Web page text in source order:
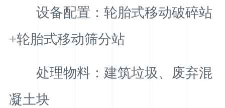
设备配置：轮胎式移动破碎站
+轮胎式移动筛分站
处理物料：建筑垃圾、废弃混
凝土块